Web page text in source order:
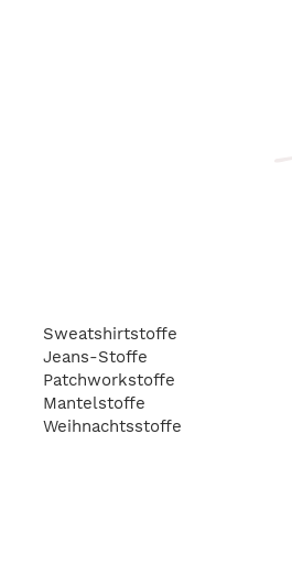
Sweatshirtstoffe
Jeans-Stoffe
Patchworkstoffe
Mantelstoffe
Weihnachtsstoffe